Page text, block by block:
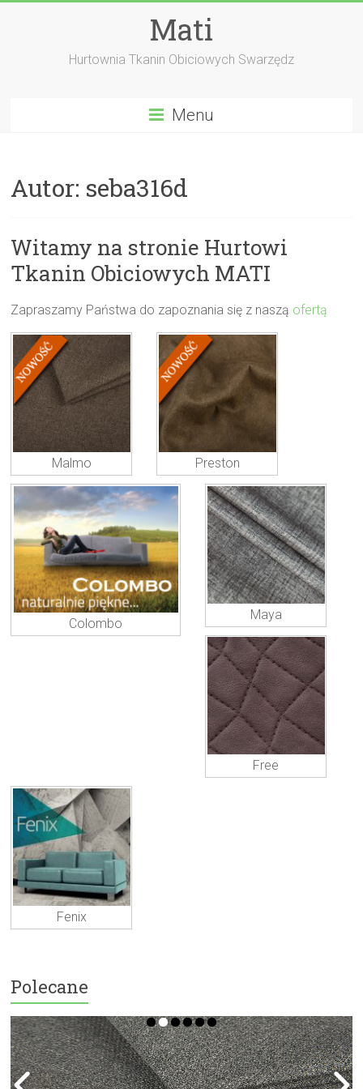
Mati
Hurtownia Tkanin Obiciowych Swarzędz
Menu
Autor: seba316d
Witamy na stronie Hurtowi
Tkanin Obiciowych MATI
Zapraszamy Państwa do zapoznania się z naszą ofertą
Malmo Preston
Colombo
Maya
Free
Fenix
Polecane